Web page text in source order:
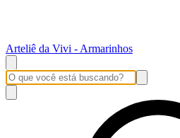
Arteliê da Vivi - Armarinhos